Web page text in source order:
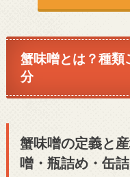
蟹味噌とは？種類
分
蟹味噌の定義と
噌・瓶詰め・缶詰